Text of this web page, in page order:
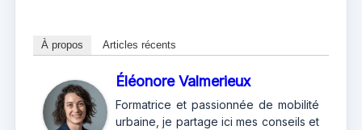
À propos Articles récents
Éléonore Valmerieux
Formatrice et passionnée de mobilité
urbaine, je partage ici mes conseils et